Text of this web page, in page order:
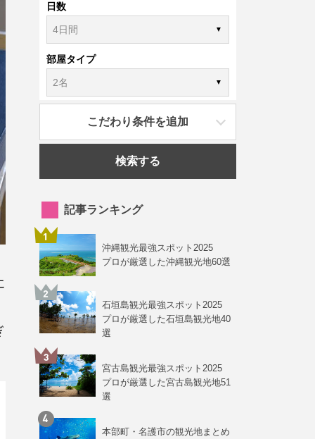
日数
部屋タイプ
こだわり条件を追加
検索する
記事ランキング
沖縄観光最強スポット2025
プロが厳選した沖縄観光地60選
石垣島観光最強スポット2025
プロが厳選した石垣島観光地40
選
宮古島観光最強スポット2025
プロが厳選した宮古島観光地51
選
本部町・名護市の観光地まとめ